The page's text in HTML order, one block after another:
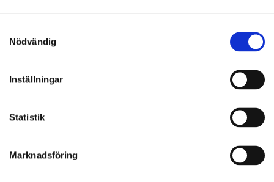
Nödvändig
Inställningar
Statistik
Marknadsföring
autumn limousine
HITTA INLÄGG I BLOGGEN
i